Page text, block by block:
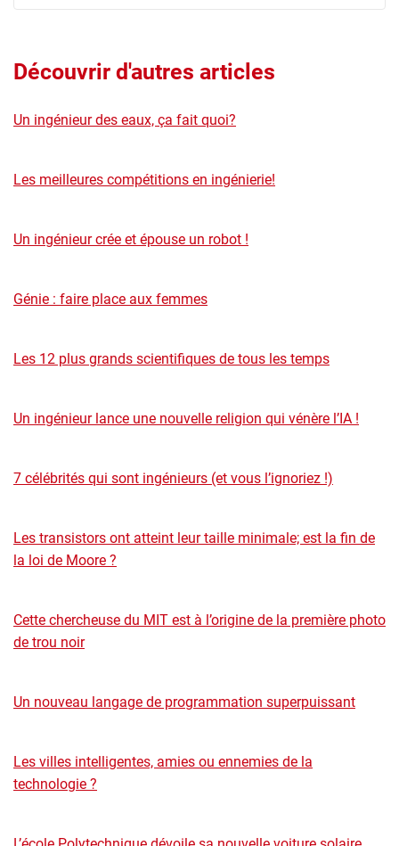
Découvrir d'autres articles
Un ingénieur des eaux, ça fait quoi?
Les meilleures compétitions en ingénierie!
Un ingénieur crée et épouse un robot !
Génie : faire place aux femmes
Les 12 plus grands scientifiques de tous les temps
Un ingénieur lance une nouvelle religion qui vénère l’IA !
7 célébrités qui sont ingénieurs (et vous l’ignoriez !)
Les transistors ont atteint leur taille minimale; est la fin de
la loi de Moore ?
Cette chercheuse du MIT est à l’origine de la première photo
de trou noir
Un nouveau langage de programmation superpuissant
Les villes intelligentes, amies ou ennemies de la
technologie ?